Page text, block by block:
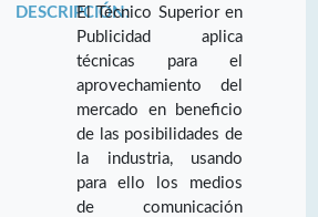
DESCRIPCIÓN:El Técnico Superior en
Publicidad aplica
técnicas para el
aprovechamiento del
mercado en beneficio
de las posibilidades de
la industria, usando
para ello los medios
de comunicación